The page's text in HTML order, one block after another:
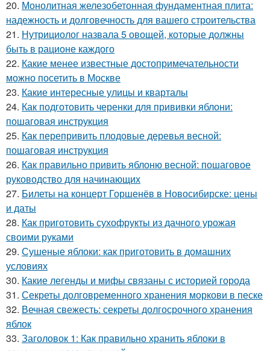
20. Монолитная железобетонная фундаментная плита:
надежность и долговечность для вашего строительства
21. Нутрициолог назвала 5 овощей, которые должны
быть в рационе каждого
22. Какие менее известные достопримечательности
можно посетить в Москве
23. Какие интересные улицы и кварталы
24. Как подготовить черенки для прививки яблони:
пошаговая инструкция
25. Как перепривить плодовые деревья весной:
пошаговая инструкция
26. Как правильно привить яблоню весной: пошаговое
руководство для начинающих
27. Билеты на концерт Горшенёв в Новосибирске: цены
и даты
28. Как приготовить сухофрукты из дачного урожая
своими руками
29. Сушеные яблоки: как приготовить в домашних
условиях
30. Какие легенды и мифы связаны с историей города
31. Секреты долговременного хранения моркови в песке
32. Вечная свежесть: секреты долгосрочного хранения
яблок
33. Заголовок 1: Как правильно хранить яблоки в